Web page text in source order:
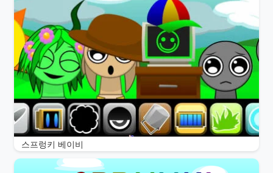
스프렁키 베이비